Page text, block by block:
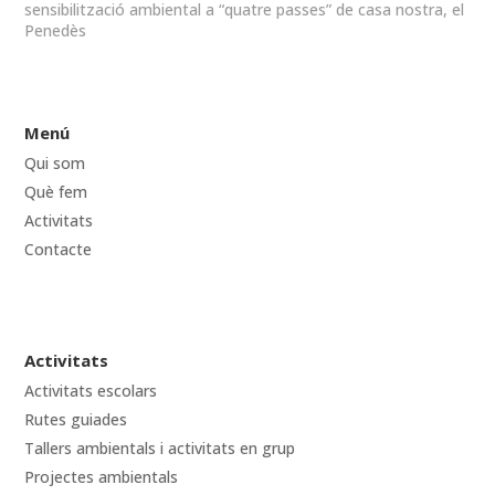
sensibilització ambiental a “quatre passes” de casa nostra, el
Penedès
Menú
Qui som
Què fem
Activitats
Contacte
Activitats
Activitats escolars
Rutes guiades
Tallers ambientals i activitats en grup
Projectes ambientals